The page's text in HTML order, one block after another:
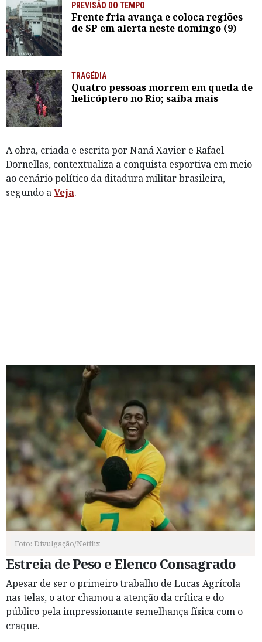
PREVISÃO DO TEMPO
Frente fria avança e coloca regiões
de SP em alerta neste domingo (9)
TRAGÉDIA
Quatro pessoas morrem em queda de
helicóptero no Rio; saiba mais
A obra, criada e escrita por Naná Xavier e Rafael
Dornellas, contextualiza a conquista esportiva em meio
ao cenário político da ditadura militar brasileira,
segundo aVeja.
Foto: Divulgação/Netflix
Estreia de Peso e Elenco Consagrado
Apesar de ser o primeiro trabalho de Lucas Agrícola
nas telas, o ator chamou a atenção da crítica e do
público pela impressionante semelhança física com o
craque.